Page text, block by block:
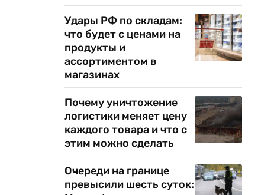
Удары РФ по складам:
что будет с ценами на
продукты и
ассортиментом в
магазинах
Почему уничтожение
логистики меняет цену
каждого товара и что с
этим можно сделать
Очереди на границе
превысили шесть суток: